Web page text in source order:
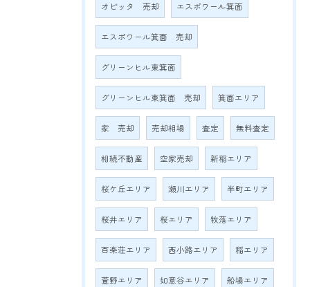
オピッタ 売却 エスポワール箕面
エスポワール箕面 売却
グリーンヒル東箕面
グリーンヒル東箕面 売却 箕面エリア
家 売却 売却相場 査定 無料査定
相続不動産 空家売却 新稲エリア
桜ケ丘エリア 瀬川エリア 半町エリア
桜井エリア 桜エリア 牧落エリア
百楽荘エリア 西小路エリア 稲エリア
萱野エリア 如意谷エリア 船場エリア